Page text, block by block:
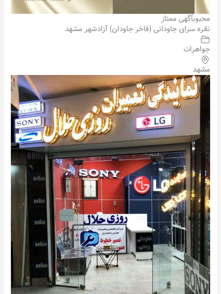
محبوبآگهی ممتاز
نقره سرای جاودانی (فاخر جاودان) آزادشهر مشهد
جواهرات
مشهد